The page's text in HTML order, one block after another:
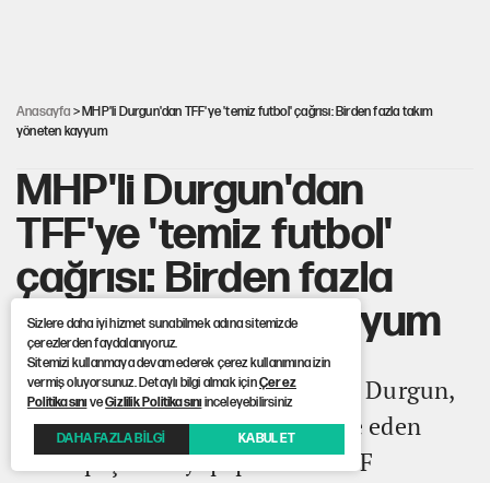
Anasayfa > MHP'li Durgun'dan TFF'ye 'temiz futbol' çağrısı: Birden fazla takım
yöneten kayyum
MHP'li Durgun'dan
TFF'ye 'temiz futbol'
çağrısı: Birden fazla
takım yöneten kayyum
MHP Antalya Milletvekili Hilmi Durgun,
Trendyol Süper Lig'de mücadele eden
Kasımpaşa ve Eyüpspor'un TMSF
Sizlere daha iyi hizmet sunabilmek adına sitemizde
çerezlerden faydalanıyoruz.
Sitemizi kullanmaya devam ederek çerez kullanımına izin
vermiş oluyorsunuz. Detaylı bilgi almak içinÇerez
PolitikasınıveGizlilik Politikasınıinceleyebilirsiniz
DAHA FAZLA BİLGİ KABUL ET